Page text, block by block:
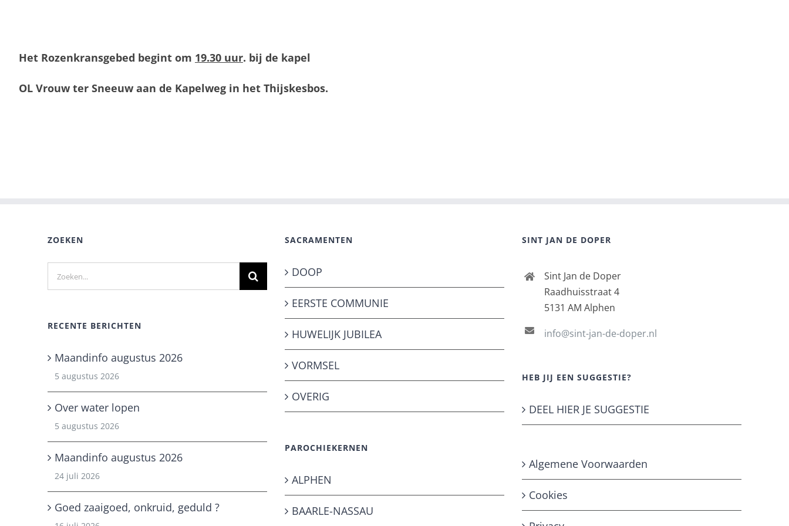
Het Rozenkransgebed begint om 19.30 uur. bij de kapel
OL Vrouw ter Sneeuw aan de Kapelweg in het Thijskesbos.
ZOEKEN
Zoeken
naar:
RECENTE BERICHTEN
Maandinfo augustus 2026
5 augustus 2026
Over water lopen
5 augustus 2026
Maandinfo augustus 2026
24 juli 2026
Goed zaaigoed, onkruid, geduld ?
SACRAMENTEN
DOOP
EERSTE COMMUNIE
HUWELIJK JUBILEA
VORMSEL
OVERIG
PAROCHIEKERNEN
ALPHEN
BAARLE-NASSAU
SINT JAN DE DOPER
Sint Jan de Doper
Raadhuisstraat 4
5131 AM Alphen
info@sint-jan-de-doper.nl
HEB JIJ EEN SUGGESTIE?
DEEL HIER JE SUGGESTIE
Algemene Voorwaarden
Cookies